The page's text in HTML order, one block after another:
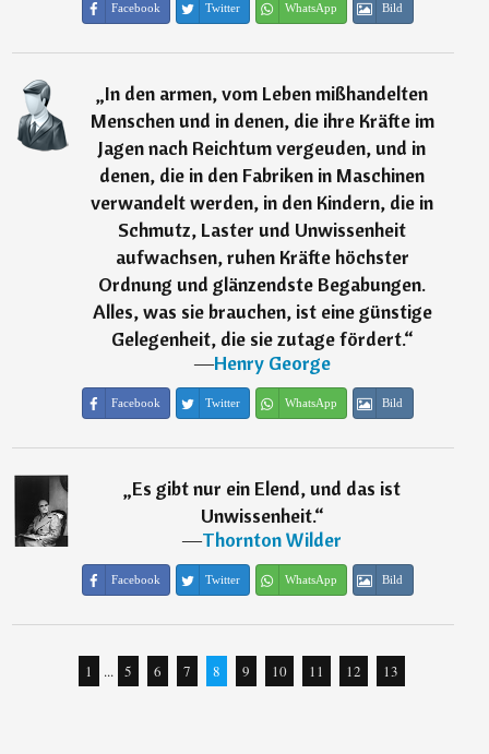
Facebook Twitter WhatsApp Bild
„In den armen, vom Leben mißhandelten
Menschen und in denen, die ihre Kräfte im
Jagen nach Reichtum vergeuden, und in
denen, die in den Fabriken in Maschinen
verwandelt werden, in den Kindern, die in
Schmutz, Laster und Unwissenheit
aufwachsen, ruhen Kräfte höchster
Ordnung und glänzendste Begabungen.
Alles, was sie brauchen, ist eine günstige
Gelegenheit, die sie zutage fördert.“
―Henry George
Facebook Twitter WhatsApp Bild
„Es gibt nur ein Elend, und das ist
Unwissenheit.“
―Thornton Wilder
Facebook Twitter WhatsApp Bild
1 ... 5 6 7 8 9 10 11 12 13